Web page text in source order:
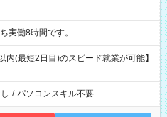
のうち実働8時間です。
内(最短2日目)のスピード就業が可能】
/ パソコンスキル不要